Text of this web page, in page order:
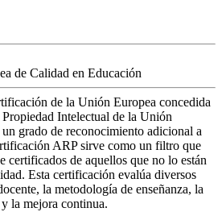
de Calidad en Educación
de la Unión Europea concedida
Intelectual de la Unión
grado de reconocimiento adicional a
ARP sirve como un filtro que
certificados de aquellos que no lo están
Esta certificación evalúa diversos
la metodología de enseñanza, la
la mejora continua.